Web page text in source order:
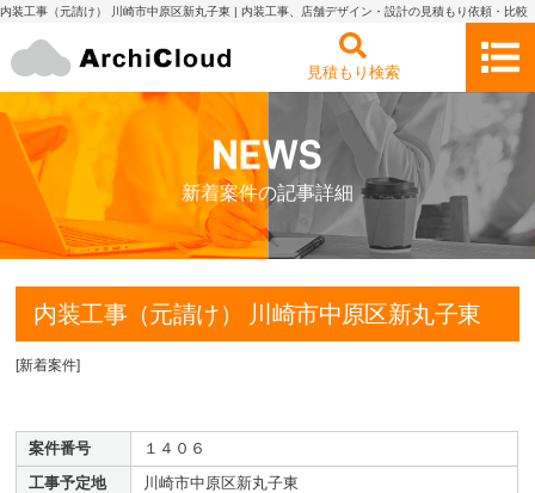
内装工事（元請け） 川崎市中原区新丸子東 | 内装工事、店舗デザイン・設計の見積もり依頼・比較
見積もり検索
新着案件の記事詳細
内装工事（元請け） 川崎市中原区新丸子東
[新着案件]
案件番号
１４０６
工事予定地
川崎市中原区新丸子東